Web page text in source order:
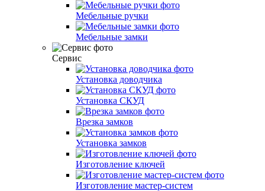
Мебельные ручки
Мебельные замки
Сервис
Установка доводчика
Установка СКУД
Врезка замков
Установка замков
Изготовление ключей
Изготовление мастер-систем